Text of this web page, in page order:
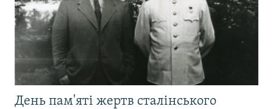
День пам'яті жертв сталінського